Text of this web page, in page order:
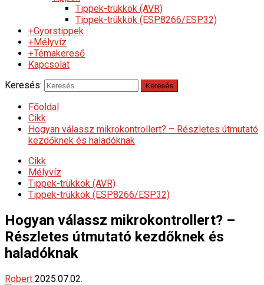
Tippek-trükkök (AVR)
Tippek-trükkök (ESP8266/ESP32)
+Gyorstippek
+Mélyvíz
+Témakereső
Kapcsolat
Keresés:
Főoldal
Cikk
Hogyan válassz mikrokontrollert? – Részletes útmutató
kezdőknek és haladóknak
Cikk
Mélyvíz
Tippek-trükkök (AVR)
Tippek-trükkök (ESP8266/ESP32)
Hogyan válassz mikrokontrollert? –
Részletes útmutató kezdőknek és
haladóknak
Robert 2025.07.02.